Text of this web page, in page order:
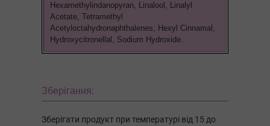
Hexamethylindanopyran, Linalool, Linalyl
Acetate, Tetramethyl
Acetyloctahydronaphthalenes, Hexyl Cinnamal,
Hydroxycitronellal, Sodium Hydroxide.
Зберігання:
Зберігати продукт при температурі від 15 до